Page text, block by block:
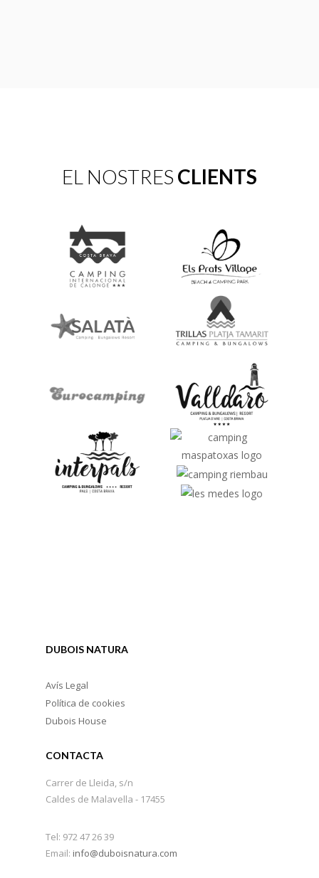
EL NOSTRES CLIENTS
DUBOIS NATURA
Avís Legal
Política de cookies
Dubois House
CONTACTA
Carrer de Lleida, s/n
Caldes de Malavella - 17455
Tel: 972 47 26 39
Email: info@duboisnatura.com